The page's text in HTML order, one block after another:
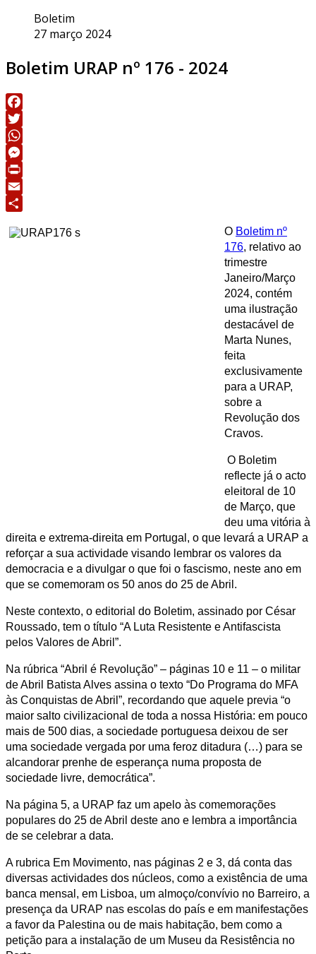
Boletim
27 março 2024
Boletim URAP nº 176 - 2024
Facebook
Twitter
WhatsApp
Messenger
Print
Email
O Boletim nº
176, relativo ao
trimestre
Janeiro/Março
2024, contém
uma ilustração
destacável de
Marta Nunes,
feita
exclusivamente
para a URAP,
sobre a
Revolução dos
Cravos.
O Boletim
reflecte já o acto
eleitoral de 10
de Março, que
deu uma vitória à
direita e extrema-direita em Portugal, o que levará a URAP a
reforçar a sua actividade visando lembrar os valores da
democracia e a divulgar o que foi o fascismo, neste ano em
que se comemoram os 50 anos do 25 de Abril.
Neste contexto, o editorial do Boletim, assinado por César
Roussado, tem o título “A Luta Resistente e Antifascista
pelos Valores de Abril”.
Na rúbrica “Abril é Revolução” – páginas 10 e 11 – o militar
de Abril Batista Alves assina o texto “Do Programa do MFA
às Conquistas de Abril”, recordando que aquele previa “o
maior salto civilizacional de toda a nossa História: em pouco
mais de 500 dias, a sociedade portuguesa deixou de ser
uma sociedade vergada por uma feroz ditadura (…) para se
alcandorar prenhe de esperança numa proposta de
sociedade livre, democrática”.
Na página 5, a URAP faz um apelo às comemorações
populares do 25 de Abril deste ano e lembra a importância
de se celebrar a data.
A rubrica Em Movimento, nas páginas 2 e 3, dá conta das
diversas actividades dos núcleos, como a existência de uma
banca mensal, em Lisboa, um almoço/convívio no Barreiro, a
presença da URAP nas escolas do país e em manifestações
a favor da Palestina ou de mais habitação, bem como a
petição para a instalação de um Museu da Resistência no